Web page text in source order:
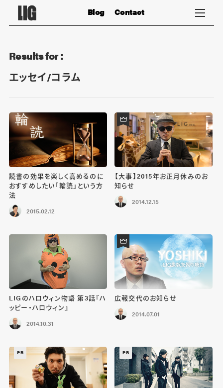
Contact
Blog
Results for :
エッセイ/コラム
読書の効果を楽しく高めるのに
おすすめしたい「輪読」という方
法
2015.02.12
【大事】2015年お正月休みのお
知らせ
2014.12.15
LIGのハロウィン物語 第3話『ハ
ッピー・ハロウィン』
2014.10.31
広報交代のお知らせ
2014.07.01
PR PR